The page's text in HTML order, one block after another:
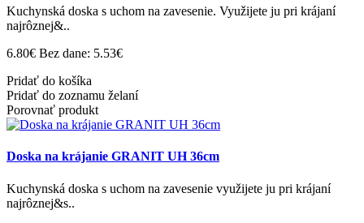
Kuchynská doska s uchom na zavesenie. Využijete ju pri krájaní
najrôznej&..
6.80€ Bez dane: 5.53€
Pridať do košíka
Pridať do zoznamu želaní
Porovnať produkt
Doska na krájanie GRANIT UH 36cm
Kuchynská doska s uchom na zavesenie využijete ju pri krájaní
najrôznej&s..